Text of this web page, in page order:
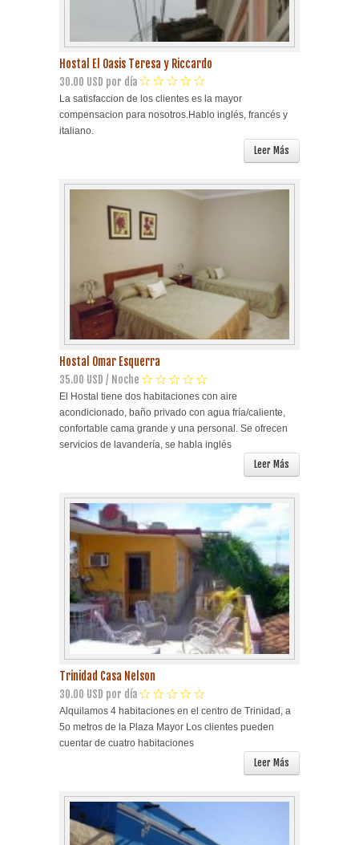
Hostal El Oasis Teresa y Riccardo
30.00 USD por día
La satisfaccion de los clientes es la mayor
compensacion para nosotros.Hablo inglés, francés y
italiano.
Leer Más
Hostal Omar Esquerra
35.00 USD / Noche
El Hostal tiene dos habitaciones con aire
acondicionado, baño privado con agua fría/caliente,
confortable cama grande y una personal. Se ofrecen
servicios de lavandería, se habla inglés
Leer Más
Trinidad Casa Nelson
30.00 USD por día
Alquilamos 4 habitaciones en el centro de Trinidad, a
5o metros de la Plaza Mayor Los clientes pueden
cuentar de cuatro habitaciones
Leer Más